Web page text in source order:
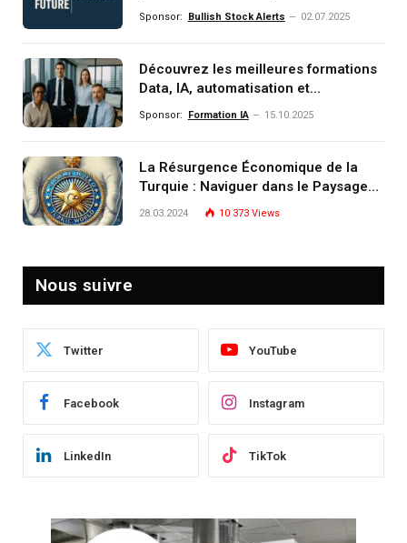
comprendre, investir et dominer le
Sponsor: Bullish Stock Alerts 02.07.2025
Découvrez les meilleures formations
Data, IA, automatisation et
investissement (gestion de
Sponsor: Formation IA 15.10.2025
La Résurgence Économique de la
Turquie : Naviguer dans le Paysage
Post-Crise
28.03.2024 10 373 Views
Nous suivre
Twitter YouTube
Facebook Instagram
LinkedIn TikTok